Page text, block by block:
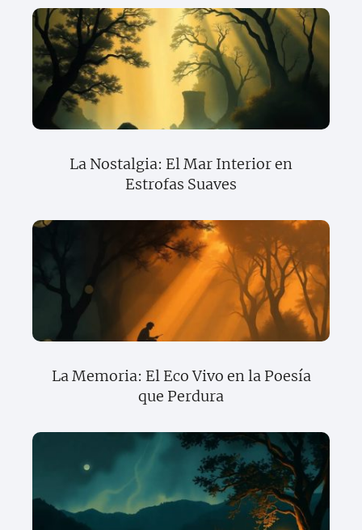
La Nostalgia: El Mar Interior en
Estrofas Suaves
La Memoria: El Eco Vivo en la Poesía
que Perdura